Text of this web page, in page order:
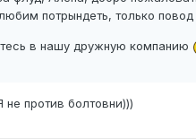
потрындеть, только повод
в нашу дружную компанию
не против болтовни)))